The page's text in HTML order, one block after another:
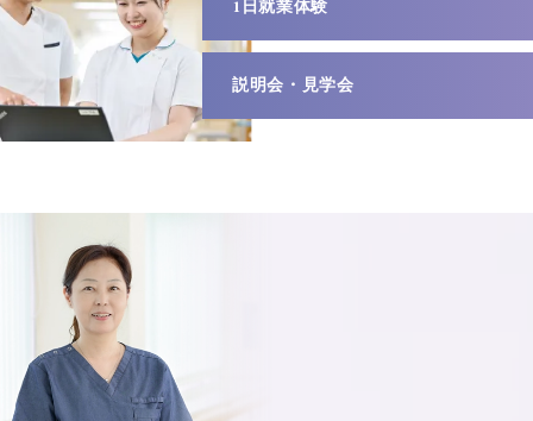
1日就業体験
説明会・見学会